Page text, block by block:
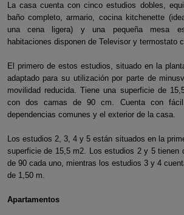
La casa cuenta con cinco estudios dobles,
baño completo, armario, cocina kitchenette
una cena ligera) y una pequeña mesa
habitaciones disponen de Televisor y termostato
El primero de estos estudios, situado en la
adaptado para su utilización por parte de
movilidad reducida. Tiene una superficie de
con dos camas de 90 cm. Cuenta con
dependencias comunes y el exterior de la casa.
Los estudios 2, 3, 4 y 5 están situados en la
superficie de 15,5 m2. Los estudios 2 y 5 tienen
de 90 cada uno, mientras los estudios 3 y 4
de 1,50 m.
Apartamentos